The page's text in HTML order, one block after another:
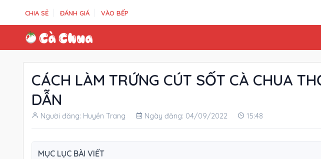
CHIA SẺ ĐÁNH GIÁ VÀO BẾP
CÁCH LÀM TRỨNG CÚT SỐT CÀ CHUA
DẪN
Người đăng: Huyền Trang Ngày đăng: 04/09/2022 15:48
MỤC LỤC BÀI VIẾT